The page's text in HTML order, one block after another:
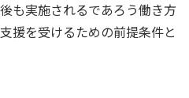
も実施されるであろう働き方
援を受けるための前提条件と